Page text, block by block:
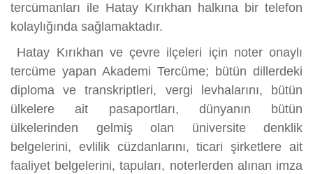
tercümanları ile Hatay Kırıkhan halkına bir telefon
kolaylığında sağlamaktadır.
Hatay Kırıkhan ve çevre ilçeleri için noter onaylı
tercüme yapan Akademi Tercüme; bütün dillerdeki
diploma ve transkriptleri, vergi levhalarını, bütün
ülkelere ait pasaportları, dünyanın bütün
ülkelerinden gelmiş olan üniversite denklik
belgelerini, evlilik cüzdanlarını, ticari şirketlere ait
faaliyet belgelerini, tapuları, noterlerden alınan imza